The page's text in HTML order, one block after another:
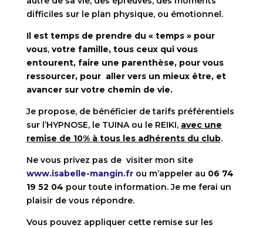
difficiles sur le plan physique, ou émotionnel.
Il est temps de prendre du « temps » pour
vous, votre famille, tous ceux qui vous
entourent, faire une parenthèse, pour vous
ressourcer, pour aller vers un mieux être, et
avancer sur votre chemin de vie.
Je propose, de bénéficier de tarifs préférentiels
sur l’HYPNOSE, le TUINA ou le REIKI, avec une
remise de 10% à tous les adhérents du club.
Ne vous privez pas de visiter mon site
www.isabelle-mangin.frou m’appeler au 06 74
19 52 04 pour toute information. Je me ferai un
plaisir de vous répondre.
Vous pouvez appliquer cette remise sur les